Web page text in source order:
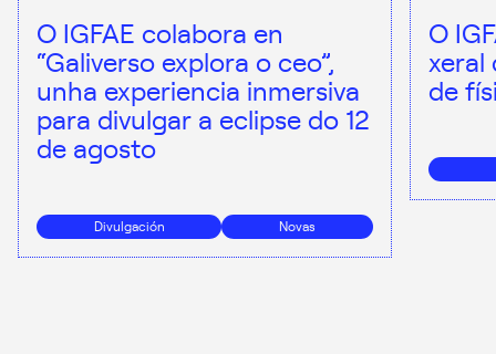
O IGFAE colabora en
“Galiverso explora o ceo”,
unha experiencia inmersiva
para divulgar a eclipse do 12
de agosto
Divulgación Novas
O
xeral
de